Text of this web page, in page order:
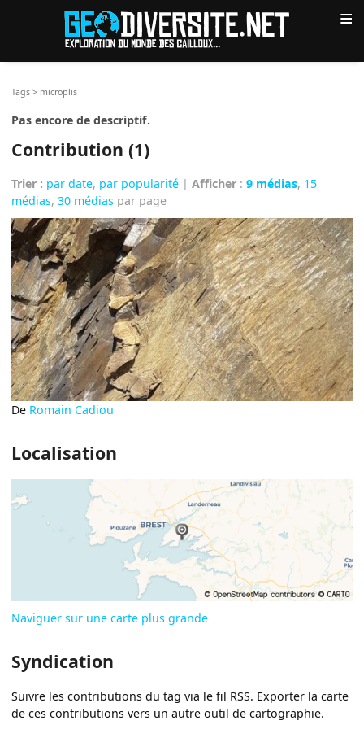
≡
Tags > microplis
Pas encore de descriptif.
Contribution (1)
Trier : par date, par popularité |Afficher :9 médias, 15
médias,30 médias par page
De Romain Cadiou
Localisation
Naviguer sur une carte plus grande
Syndication
Suivre les contributions du tag via le fil RSS. Exporter la carte
de ces contributions vers un autre outil de cartographie.